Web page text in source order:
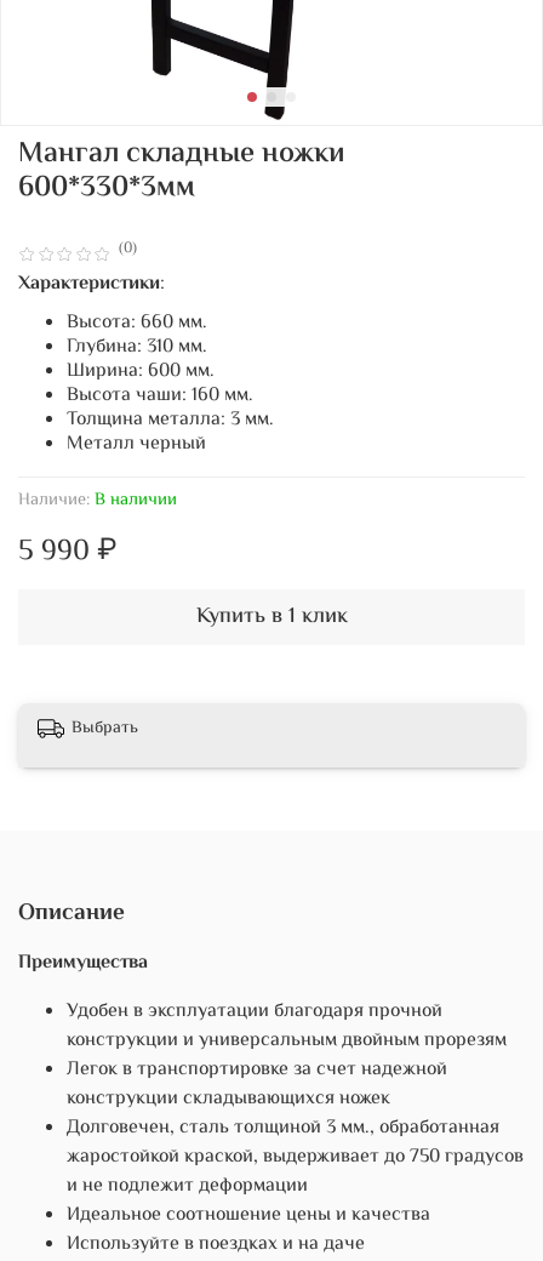
(0)
Наличие:В наличии
Мангал складные ножки
600*330*3мм
5 990 ₽
Купить в 1 клик
Характеристики:
Высота: 660 мм.
Глубина: 310 мм.
Ширина: 600 мм.
Высота чаши: 160 мм.
Толщина металла: 3 мм.
Металл черный
Выбрать
Описание
Преимущества
Удобен в эксплуатации благодаря прочной
конструкции и универсальным двойным прорезям
Легок в транспортировке за счет надежной
конструкции складывающихся ножек
Долговечен, сталь толщиной 3 мм., обработанная
жаростойкой краской, выдерживает до 750 градусов
и не подлежит деформации
Идеальное соотношение цены и качества
Используйте в поездках и на даче